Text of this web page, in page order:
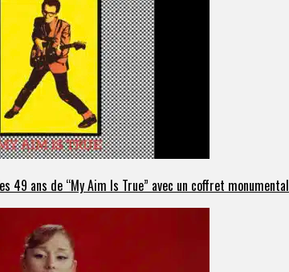
49 ans de “My Aim Is True” avec un coffret monumental